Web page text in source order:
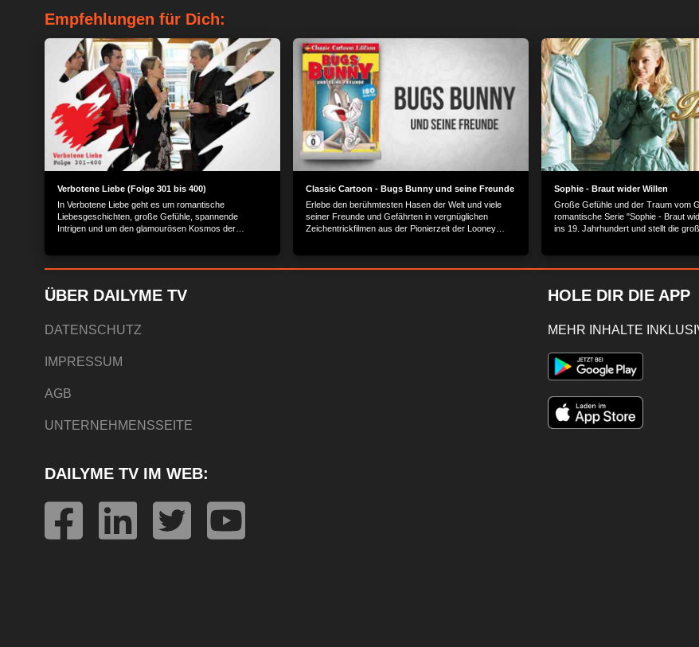
Empfehlungen für Dich:
Verbotene Liebe (Folge 301 bis 400)
In Verbotene Liebe geht es um romantische
Liebesgeschichten, große Gefühle, spannende
Intrigen und um den glamourösen Kosmos der
Classic Cartoon - Bugs Bunny und seine Freunde
Erlebe den berühmtesten Hasen der Welt und viele
seiner Freunde und Gefährten in vergnüglichen
Zeichentrickfilmen aus der Pionierzeit der Looney
Sophie - Braut wider Willen
Große Gefühle und der Traum vom
romantische Serie "Sophie - Braut
ins 19. Jahrhundert und stellt die
ÜBER DAILYME TV
DATENSCHUTZ
IMPRESSUM
AGB
UNTERNEHMENSSEITE
HOLE DIR DIE APP
MEHR INHALTE
DAILYME TV IM WEB: